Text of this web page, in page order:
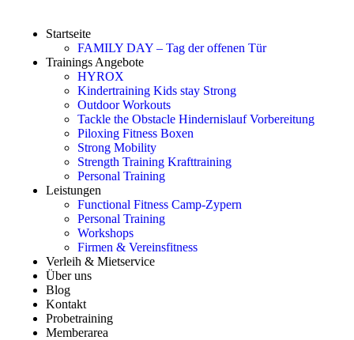
Startseite
FAMILY DAY – Tag der offenen Tür
Trainings Angebote
HYROX
Kindertraining Kids stay Strong
Outdoor Workouts
Tackle the Obstacle Hindernislauf Vorbereitung
Piloxing Fitness Boxen
Strong Mobility
Strength Training Krafttraining
Personal Training
Leistungen
Functional Fitness Camp-Zypern
Personal Training
Workshops
Firmen & Vereinsfitness
Verleih & Mietservice
Über uns
Blog
Kontakt
Probetraining
Memberarea